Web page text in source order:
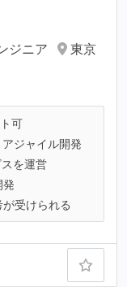
ジニア
東京
可
ジャイル開発
を運営
発
受けられる